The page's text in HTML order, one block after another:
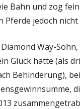
Bahn und zog
Pferde jedoch
Way-Sohn,
Glück hatte (als
Behinderung),